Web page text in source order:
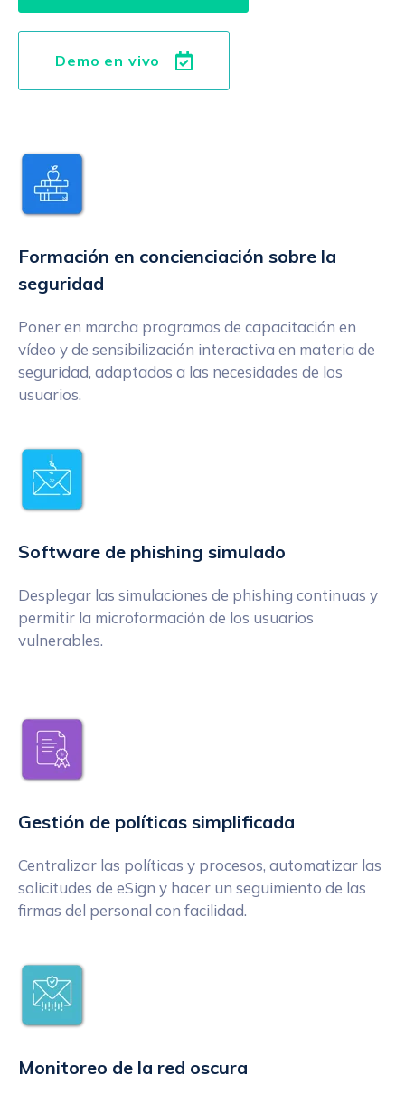
Demo en vivo
Formación en concienciación sobre la
seguridad
Poner en marcha programas de capacitación en
vídeo y de sensibilización interactiva en materia de
seguridad, adaptados a las necesidades de los
usuarios.
Software de phishing simulado
Desplegar las simulaciones de phishing continuas y
permitir la microformación de los usuarios
vulnerables.
Gestión de políticas simplificada
Centralizar las políticas y procesos, automatizar las
solicitudes de eSign y hacer un seguimiento de las
firmas del personal con facilidad.
Monitoreo de la red oscura